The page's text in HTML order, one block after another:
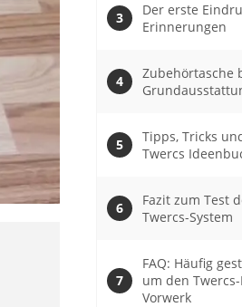
Der erste
Erinnerungen
Zubehörtasche
Tipps, Tricks
Twercs
Fazit zum Test
Twercs-System
FAQ: Häufig
um den
Vorwerk